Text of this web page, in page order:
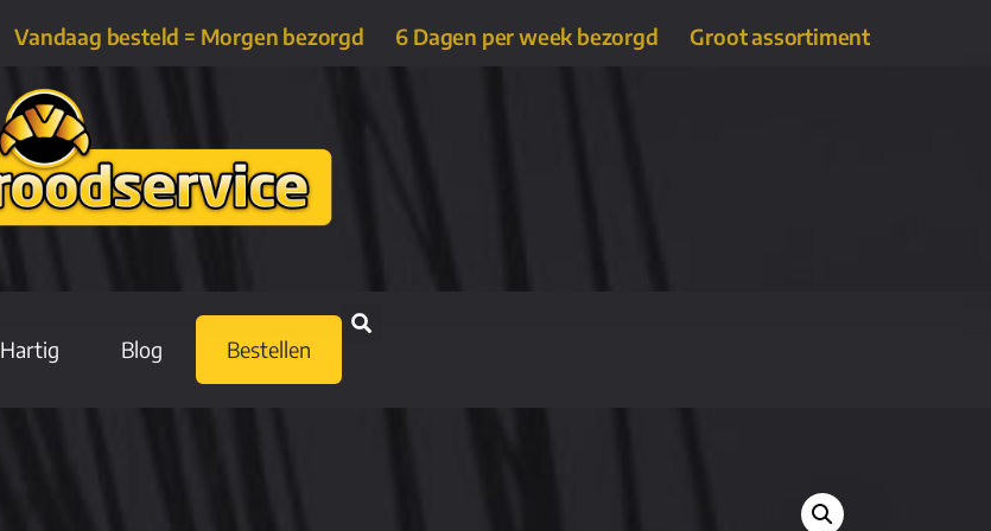
Vandaag besteld = Morgen bezorgd 6 Dagen per week bezorgd Groot assortiment
Hartig Blog Bestellen